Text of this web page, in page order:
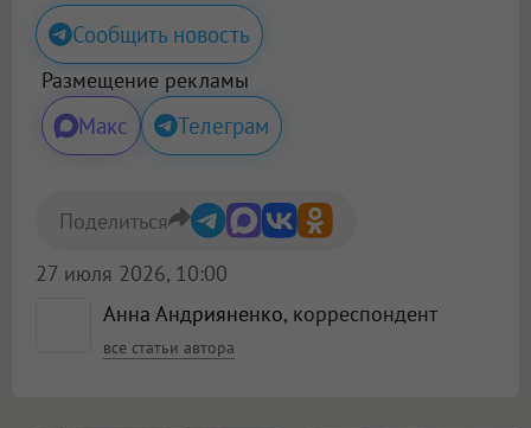
Сообщить новость
Размещение рекламы
Макс Телеграм
Анна Андрияненко, корреспондент
все статьи автора
27 июля 2026, 10:00
Поделиться